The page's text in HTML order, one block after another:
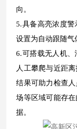
向。
5.具备高亮浓度
设置为自动跟随气
6.可搭载无人机
人工攀爬与近距
结果可助力检查
场等区域可能存
据。